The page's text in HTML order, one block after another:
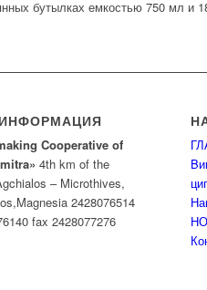
бутылках емкостью 750 мл и
Cooperative of
4th km of the
– Microthives,
2428076514
fax 2428077276